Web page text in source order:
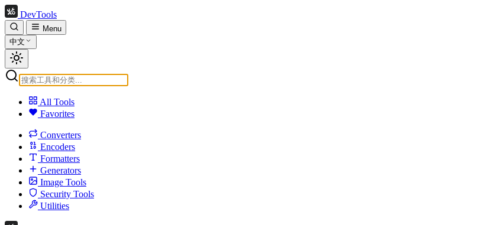
DevTools
Menu
中文
All Tools
Favorites
Converters
Encoders
Formatters
Generators
Image Tools
Security Tools
Utilities